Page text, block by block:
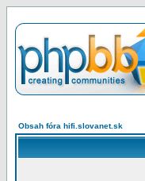
Obsah fóra hifi.slovanet.sk